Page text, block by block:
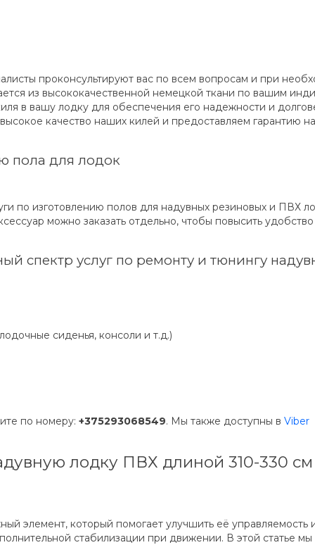
проконсультируют вас по всем вопросам и при
из высококачественной немецкой ткани по вашим
в вашу лодку для обеспечения его надежности и
качество наших килей и предоставляем гарантию
пола для лодок
по изготовлению полов для надувных резиновых и ПВХ
можно заказать отдельно, чтобы повысить
спектр услуг по ремонту и тюнингу
сиденья, консоли и т.д.)
по номеру: +375293068549. Мы также доступны в Viber
лодку ПВХ длиной 310-330 см
элемент, который помогает улучшить её
стабилизации при движении. В этой статье